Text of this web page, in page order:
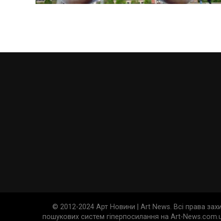
© 2012-2024 Арт Новини | Art News. Всі права
пошукових систем гіперпосилання на Art-